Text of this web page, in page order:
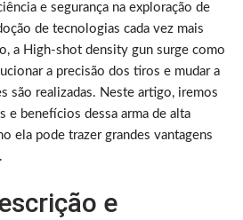
e segurança na exploração de
de tecnologias cada vez mais
a High-shot density gun surge como
a precisão dos tiros e mudar a
são realizadas. Neste artigo, iremos
e benefícios dessa arma de alta
ela pode trazer grandes vantagens
e